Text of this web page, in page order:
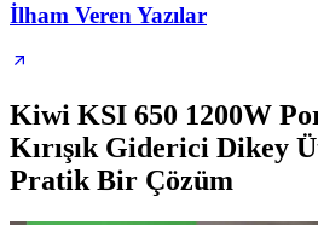
İlham Veren Yazılar
Kiwi KSI 650 1200W
Kırışık Giderici Dikey
Pratik Bir Çözüm